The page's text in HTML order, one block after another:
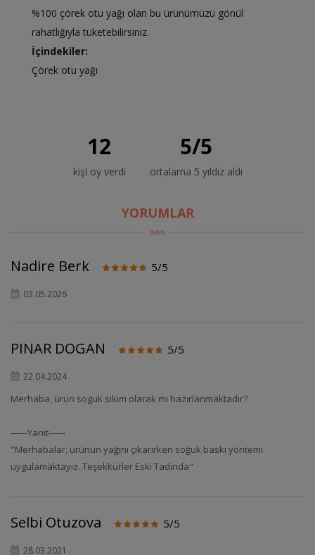
%100 çörek otu yağı olan bu ürünümüzü gönül
rahatlığıyla tüketebilirsiniz.
İçindekiler:
Çörek otu yağı
12
kişi oy verdi
5/5
ortalama 5 yıldız aldı
YORUMLAR
Nadire Berk 5/5
03.05.2026
PINAR DOGAN 5/5
22.04.2024
Merhaba, ürün soguk sıkım olarak mı hazırlanmaktadır?
------Yanıt------
"Merhabalar, ürünün yağını çıkarırken soğuk baskı yöntemi
uygulamaktayız. Teşekkürler Eski Tadında"
Selbi Otuzova 5/5
28.03.2021